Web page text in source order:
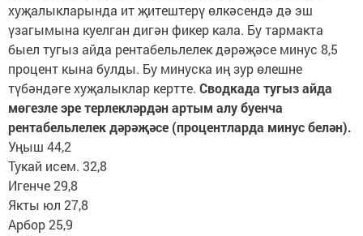
хуҗалыкларында ит җитештерү өлкәсендә дә эш
үзагымына куелган дигән фикер кала. Бу тармакта
быел тугыз айда рентабельлелек дәрәҗәсе минус 8,5
процент кына булды. Бу минуска иң зур өлешне
түбәндәге хуҗалыклар кертте. Сводкада тугыз айда
мөгезле эре терлекләрдән артым алу буенча
рентабельлелек дәрәҗәсе (процентларда минус белән).
Уңыш 44,2
Тукай исем. 32,8
Игенче 29,8
Якты юл 27,8
Арбор 25,9